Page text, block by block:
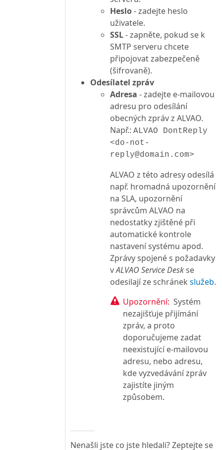
Heslo- zadejte heslo
uživatele.
SSL- zapněte, pokud se k
SMTP serveru chcete
připojovat zabezpečeně
(šifrovaně).
Odesílatel zpráv
Adresa - zadejte e-mailovou
adresu pro odesílání
obecných zpráv z ALVAO.
Např.: ALVAO DontReply
<do-not-
reply@domain.com>
ALVAO z této adresy odesílá
např. hromadná upozornění
na SLA, upozornění
správcům ALVAO na
nedostatky zjištěné při
automatické kontrole
nastavení systému apod.
Zprávy spojené s požadavky
vALVAO Service Deskse
odesilají ze schránek služeb.
Upozornění: Systém
nezajišťuje přijímání
zpráv, a proto
doporučujeme zadat
neexistující e-mailovou
adresu, nebo adresu,
kde vyzvedávání zpráv
zajistíte jiným
způsobem.
Nenašli jste co jste hledali? Zeptejte se